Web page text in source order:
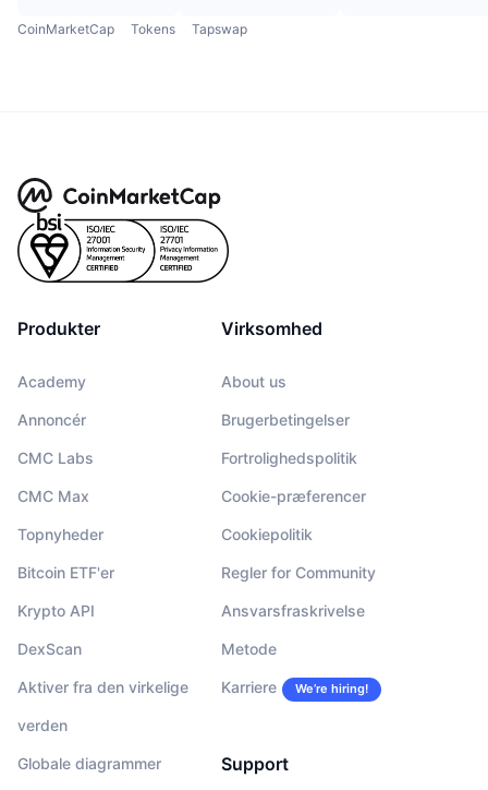
CoinMarketCap Tokens Tapswap
Produkter
Academy
Annoncér
CMC Labs
CMC Max
Topnyheder
Bitcoin ETF'er
Krypto API
DexScan
Aktiver fra den virkelige
verden
Globale diagrammer
Virksomhed
About us
Brugerbetingelser
Fortrolighedspolitik
Cookie-præferencer
Cookiepolitik
Regler for Community
Ansvarsfraskrivelse
Metode
Karriere We’re hiring!
Support